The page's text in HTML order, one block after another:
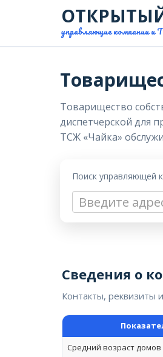
управляющие
Товарищество
диспетчерской для
ТСЖ «Чайка»
Поиск управляющей
Сведения о
Контакты, реквизиты
Средний возраст домов